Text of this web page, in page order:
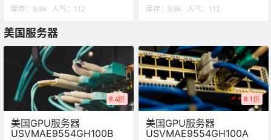
库存： 9.9k 人气： 112 库存： 9.9k 人气： 112
美国服务器
8.4折
美国GPU服务器
USVMAE9554GH100B
8.1折
美国GPU服务器
USVMAE9554GH100A